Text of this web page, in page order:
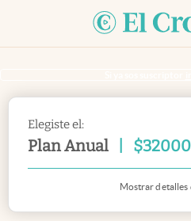
Elegiste el:
Plan Anual $32000
Mostrar detalles